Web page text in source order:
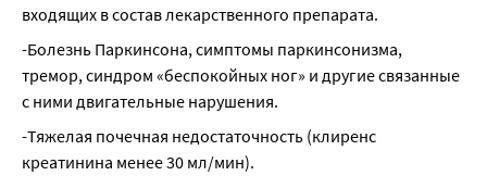
входящих в состав лекарственного препарата.
-Болезнь Паркинсона, симптомы паркинсонизма,
тремор, синдром «беспокойных ног» и другие связанные
с ними двигательные нарушения.
-Тяжелая почечная недостаточность (клиренс
креатинина менее 30 мл/мин).